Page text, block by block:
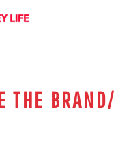
THE BRAND/